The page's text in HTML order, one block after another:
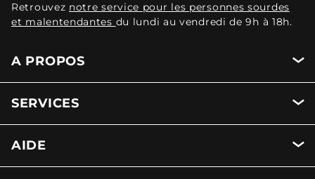
Retrouvez notre service pour les personnes sourdes
et malentendantes du lundi au vendredi de 9h à 18h.
A PROPOS
SERVICES
AIDE